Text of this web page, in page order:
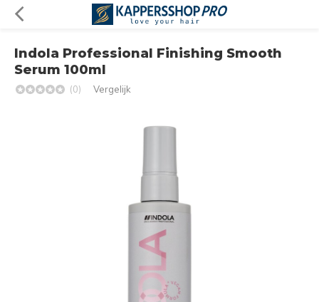
Indola Professional Finishing Smooth
Serum 100ml
(0) Vergelijk